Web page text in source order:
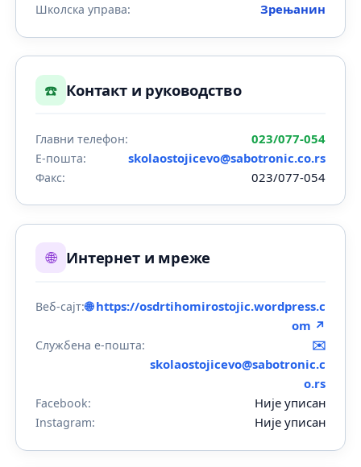
Школска управа: Зрењанин
☎️ Контакт и руководство
Главни телефон: 023/077-054
Е-пошта: skolaostojicevo@sabotronic.co.rs
Факс: 023/077-054
🌐 Интернет и мреже
Веб-сајт:🌐 https://osdrtihomirostojic.wordpress.c
om ↗
Службена е-пошта:
✉️
skolaostojicevo@sabotronic.c
o.rs
Facebook: Није уписан
Instagram: Није уписан